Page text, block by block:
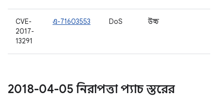
CVE-
2017-
13291
এ-71603553 DoS উচ্চ
2018-04-05 নিরাপত্তা প্যাচ স্তরের